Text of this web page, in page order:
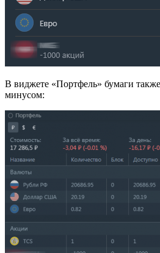
В виджете «Портфель» бумаги
минусом: